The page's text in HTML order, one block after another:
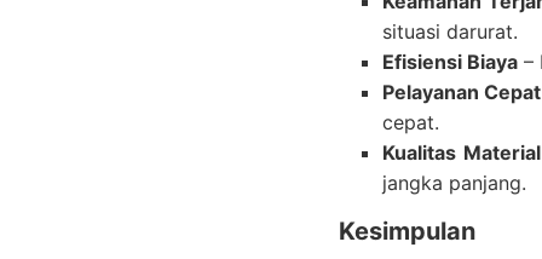
situasi darurat.
Efisiensi Biaya –
Pelayanan
cepat.
Kualitas
jangka panjang.
Kesimpulan